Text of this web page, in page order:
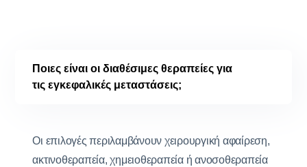
Ποιες είναι οι διαθέσιμες θεραπείες για
τις εγκεφαλικές μεταστάσεις;
Οι επιλογές περιλαμβάνουν χειρουργική αφαίρεση,
ακτινοθεραπεία, χημειοθεραπεία ή ανοσοθεραπεία